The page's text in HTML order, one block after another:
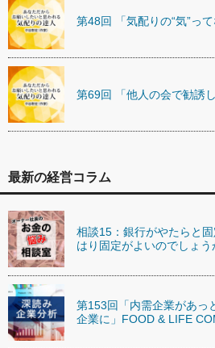
第48回 「気配りの“気”って
第69回 「他人の会で勧誘し
最新の経営コラム
相談15：銀行がやたらと
はり固定がよいのでしょう
第153回「内需企業があっ
企業に」FOOD & LIFE